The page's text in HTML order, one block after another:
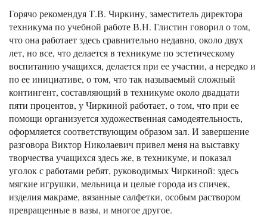
Горячо рекомендуя Т.В. Чиркину, заместитель директора
техникума по учебной работе В.Н. Глистин говорил о том,
что она работает здесь сравнительно недавно, около двух
лет, но все, что делается в техникуме по эстетическому
воспитанию учащихся, делается при ее участии, а нередко и
по ее инициативе, о том, что так называемый сложный
контингент, составляющий в техникуме около двадцати
пяти процентов, у Чиркиной работает, о том, что при ее
помощи организуется художественная самодеятельность,
оформляется соответствующим образом зал. И завершение
разговора Виктор Николаевич привел меня на выставку
творчества учащихся здесь же, в техникуме, и показал
уголок с работами ребят, руководимых Чиркиной: здесь
мягкие игрушки, мельница и целые города из спичек,
изделия макраме, вязанные салфетки, особым раствором
превращенные в вазы, и многое другое.